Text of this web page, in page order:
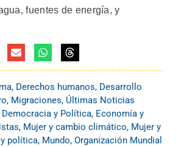
fuentes de energía, y
, Derechos humanos, Desarrollo
, Migraciones, Últimas Noticias
Democracia y Política, Economía y
, Mujer y cambio climático, Mujer y
política, Mundo, Organización Mundial